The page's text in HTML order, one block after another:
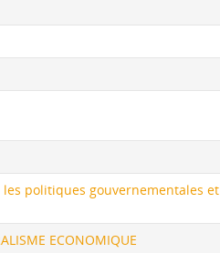
politiques gouvernementales et
ECONOMIQUE